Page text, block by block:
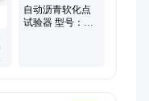
自动沥青软化点
试验器 型号：